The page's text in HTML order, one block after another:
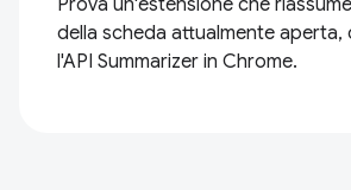
Prova un'estensione che
della scheda attualmente aperta,
l'API Summarizer in Chrome.